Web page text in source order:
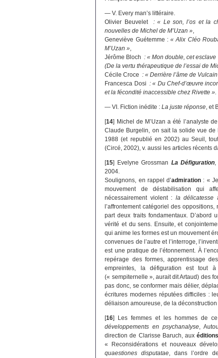
— V. Every man’s littéraire.
Olivier Beuvelet
: « Le son, l’os et la
nouvelles de Michel de M’Uzan »,
Geneviève Guétemme :« Alix Cléo
M’Uzan »,
Jérôme Bloch : « Mon double, cet esclave
(De la vertu thérapeutique de l’essai de
Cécile Croce : « Derrière l’âme de
Francesca Dosi : « Du Chef-d’œuvre
et la fécondité inaccessible chez Rivette ».
— VI. Fiction inédite :La juste réponse, et
[14] Michel de M’Uzan a été l’analyste
Claude Burgelin, on sait la solide vue
1988 (et republié en 2002) au Seuil,
(Circé, 2002), v. aussi les articles récents
[15] Evelyne Grossman La Défiguration,
2004.
Soulignons, en rappel d’admiration : «
mouvement de déstabilisation qui
nécessairement violent : la délicatesse
l’affrontement catégoriel des
part deux traits fondamentaux.
vérité et du sens. Ensuite, et
qui anime les formes est un mouvement
convenues de l’autre et l’interroge,
est une pratique de l’étonnement. À
repérage des formes, apprentissage
empreintes, la défiguration est tout
(« sempiternelle », aurait dit Artaud) des
pas donc, se conformer mais délier,
écritures modernes réputées difficiles :
déliaison amoureuse, de la
[16]
Les femmes et les hommes de
développements en psychanalyse,
direction de Clarisse Baruch, aux
« Reconsidérations et nouveaux
quaestiones disputatae, dans l’ordre